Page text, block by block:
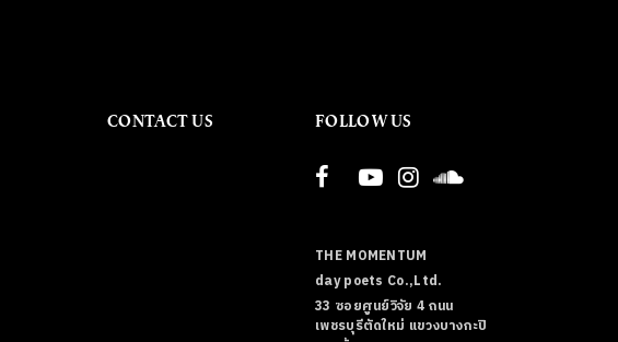
CONTACT US FOLLOW US
THE MOMENTUM
day poets Co.,Ltd.
33 ซอยศูนย์วิจัย 4 ถนน
เพชรบุรีตัดใหม่ แขวงบางกะปิ